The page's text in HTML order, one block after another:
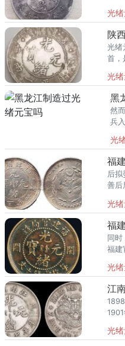
宝价
扣的
光
光绪
首，
元宝
稀
光
黑
然
兵
光
后拟
善后
光
同
福建
的权
巧绝
光
江苏
光